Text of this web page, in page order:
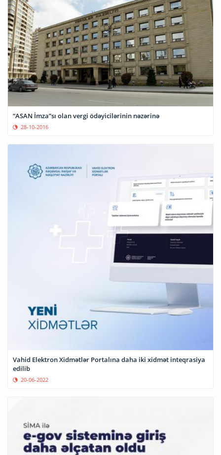
“ASAN İmza”sı olan vergi ödəyicilərinin nəzərinə
28-10-2016
Vahid Elektron Xidmətlər Portalına daha iki xidmət inteqrasiya
edilib
20-06-2022